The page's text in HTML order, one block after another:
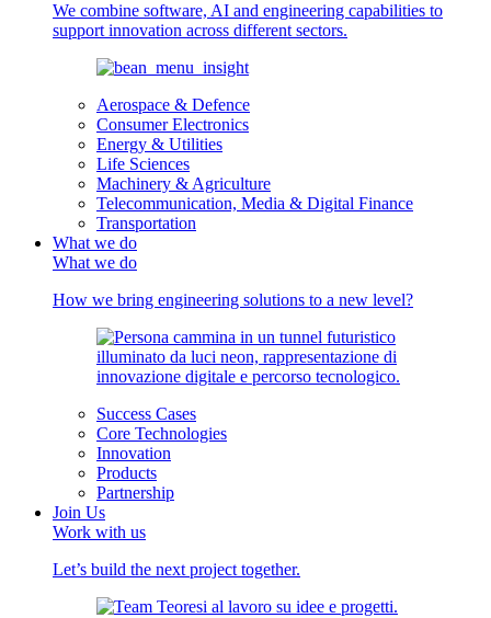
We combine software, AI and engineering capabilities to
support innovation across different sectors.
Aerospace & Defence
Consumer Electronics
Energy & Utilities
Life Sciences
Machinery & Agriculture
Telecommunication, Media & Digital Finance
Transportation
What we do
What we do
How we bring engineering solutions to a new level?
Success Cases
Core Technologies
Innovation
Products
Partnership
Join Us
Work with us
Let’s build the next project together.